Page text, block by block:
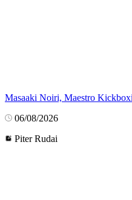
Masaaki Noiri, Maestro
06/08/2026
Piter Rudai